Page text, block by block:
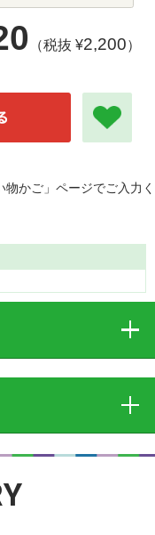
（税抜 ¥2,200）
かご」ページでご入力く